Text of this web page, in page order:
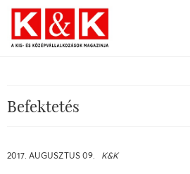
Befektetés
2017. AUGUSZTUS 09. K&K